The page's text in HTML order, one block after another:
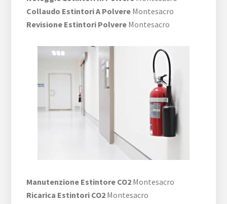
Collaudo Estintori A Polvere Montesacro
Revisione Estintori Polvere Montesacro
Manutenzione Estintore CO2 Montesacro
Ricarica Estintori CO2 Montesacro